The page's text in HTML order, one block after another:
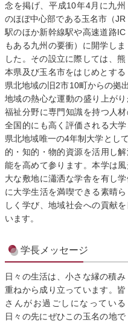
念を掲げ、平成10年4月に九州
のほぼ中心部である玉名市（JR
駅のほか新幹線駅や高速道路IC
もある九州の要衝）に開学しま
した。その設立に際しては、熊
本県及び玉名市をはじめとする
県北地域の旧2市10町からの拠
地域の熱心な運動の盛り上が
福祉分野に専門知識を持つ人
全国的にも高く評価される大
県北地域唯一の4年制大学とし
的・知的・物的資源を活用し
能を高めて参ります。本学は
大な敷地に瀟洒な学舎を有し
に大学生活を満喫できる素晴
しく学び、地域社会への貢献
います。
学長メッセージ
日々の生活は、小さな縁の積み
重ねから成り立っています。皆
さんがお過ごしになっている
日々の先にぜひこの玉名の地で